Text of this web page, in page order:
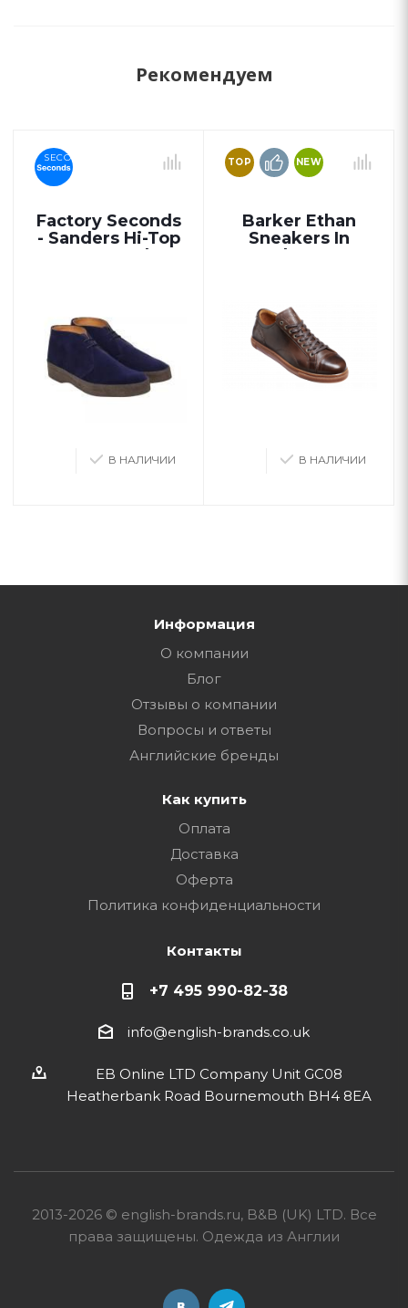
Рекомендуем
Factory Seconds
- Sanders Hi-Top
Navy Suede
SECONDS
В НАЛИЧИИ
Barker Ethan
Sneakers In
Ebony
TOP NEW
В НАЛИЧИИ
Информация
О компании
Блог
Отзывы о компании
Вопросы и ответы
Английские бренды
Как купить
Оплата
Доставка
Оферта
Политика конфиденциальности
Контакты
+7 495 990-82-38
info@english-brands.co.uk
EB Online LTD Company Unit GC08
Heatherbank Road Bournemouth BH4 8EA
2013-2026 © english-brands.ru, B&B (UK) LTD. Все
права защищены. Одежда из Англии